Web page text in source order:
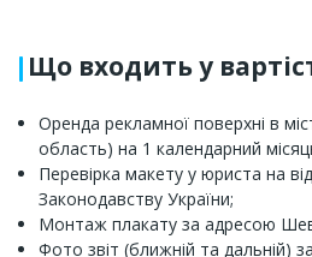
Що входить у
Оренда рекламної поверхні в
область) на 1 календарний
Перевірка макету у юриста на
Законодавству України;
Монтаж плакату за адресою
Фото звіт (ближній та дальній)